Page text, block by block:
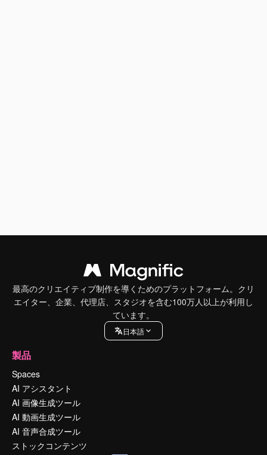
最高のクリエイティブ制作を導くためのプラットフォーム。クリ
エイター、企業、代理店、スタジオを含む100万人以上が利用し
ています。
日本語
製品
Spaces
AI アシスタント
AI 画像生成ツール
AI 動画生成ツール
AI 音声合成ツール
ストックコンテンツ